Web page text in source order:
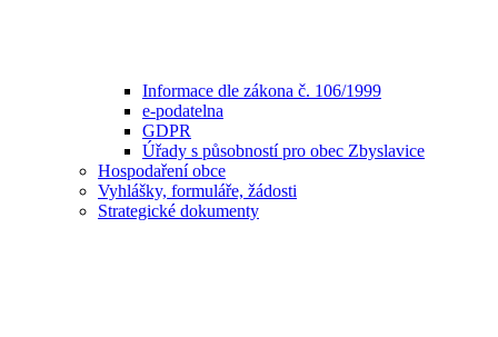
Informace dle zákona č. 106/1999
e-podatelna
GDPR
Úřady s působností pro obec Zbyslavice
Hospodaření obce
Vyhlášky, formuláře, žádosti
Strategické dokumenty